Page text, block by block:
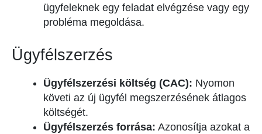
ügyfeleknek egy feladat elvégzése vagy egy
probléma megoldása.
Ügyfélszerzés
Ügyfélszerzési költség (CAC): Nyomon
követi az új ügyfél megszerzésének átlagos
költségét.
Ügyfélszerzés forrása: Azonosítja azokat a